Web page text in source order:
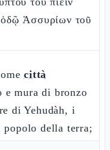
ὁδῷ Ἀσσυρίων τοῦ
città
e mura di bronzo
di Yehudàh, i
della terra;